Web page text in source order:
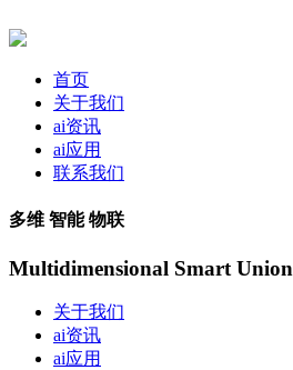
首页
关于我们
ai资讯
ai应用
联系我们
多维 智能 物联
Multidimensional Smart Union
关于我们
ai资讯
ai应用